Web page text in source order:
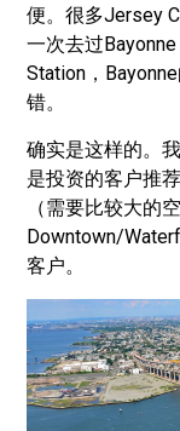
便。很多Jersey
一次去过
Station，
错。
确实是这样的。
是投资的客户推
（需要比较大的
Downtown/
客户。